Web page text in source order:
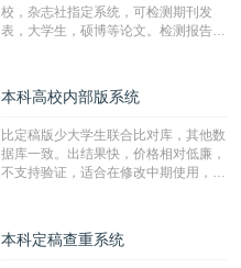
校，杂志社指定系统，可检测期刊发
表，大学生，硕博等论文。检测报告支
本科高校内部版系统
比定稿版少大学生联合比对库，其他数
据库一致。出结果快，价格相对低廉，
不支持验证，适合在修改中期使用，定
本科定稿查重系统